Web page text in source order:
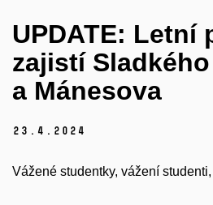
UPDATE: Letní
zajistí Sladkého
a Mánesova
23. 4. 2024
Vážené studentky, vážení studenti,